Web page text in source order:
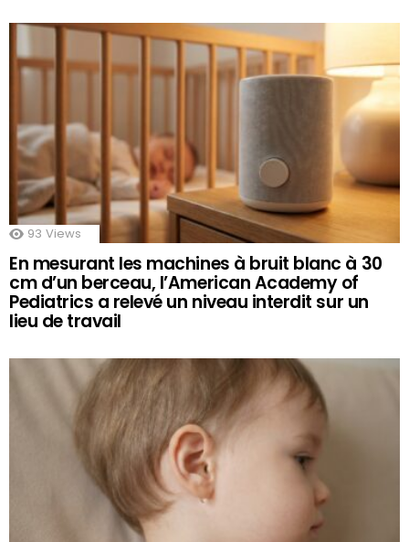
93 Views
En mesurant les machines à bruit blanc à 30
cm d’un berceau, l’American Academy of
Pediatrics a relevé un niveau interdit sur un
lieu de travail